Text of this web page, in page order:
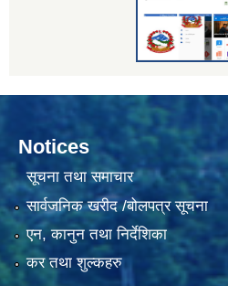
Notices
सूचना तथा समाचार
सार्वजनिक खरीद /बोलपत्र सूचना
एन, कानुन तथा निर्देशिका
कर तथा शुल्कहरु